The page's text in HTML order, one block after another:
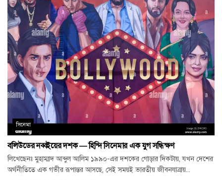
সিনেমা
বলিউডের নব্বইয়ের দশক — হিন্দি সিনেমার এক যুগ সন্ধিক্ষণ
লিখেছেনঃ মুহাম্মাদ আব্দুল আলিম ১৯৯০-এর দশকের গোড়ার দিকটায়, যখন দেশের
অর্থনীতিতে এক গভীর রূপান্তর আসছে, সেই সময়ই ভারতীয় জীবনযাত্রায়...